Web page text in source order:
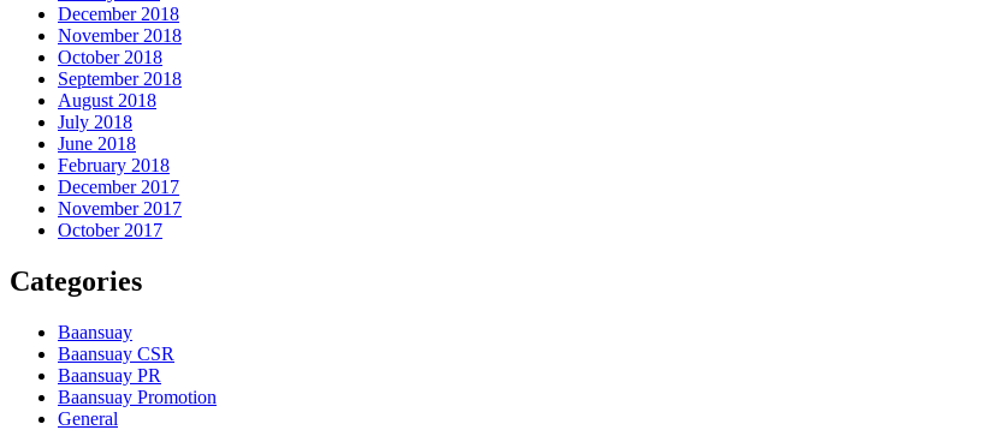
December 2018
November 2018
October 2018
September 2018
August 2018
July 2018
June 2018
February 2018
December 2017
November 2017
October 2017
Categories
Baansuay
Baansuay CSR
Baansuay PR
Baansuay Promotion
General